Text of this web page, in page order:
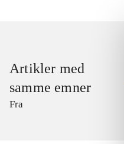
Artikler med
samme emner
Fra